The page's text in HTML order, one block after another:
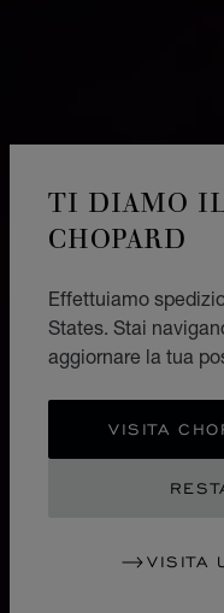
TI DIAMO
CHOPARD
Effettuiamo
States. Stai
aggiornare la tua
VISITA
VISITA